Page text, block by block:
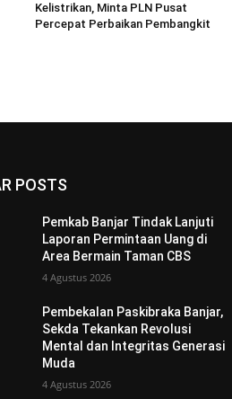
Kelistrikan, Minta PLN Pusat
Percepat Perbaikan Pembangkit
POSTS
Pemkab Banjar Tindak Lanjuti
Laporan Permintaan Uang di
Area Bermain Taman CBS
4 Agustus 2026
Pembekalan Paskibraka Banjar,
Sekda Tekankan Revolusi
Mental dan Integritas Generasi
Muda
4 Agustus 2026